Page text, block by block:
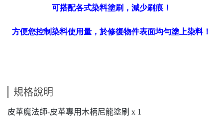
可搭配各式染料塗刷，減少刷痕！
方便您控制染料使用量，於修復物件表面均勻塗上染料！
規格說明
皮革魔法師-皮革專用木柄尼龍塗刷 x 1